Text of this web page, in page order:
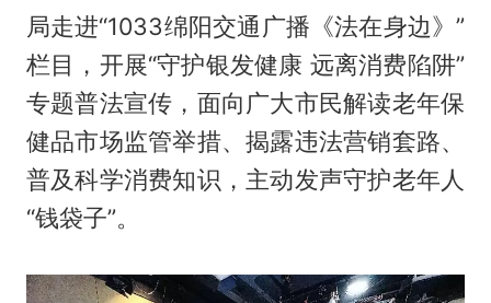
局走进“1033绵阳交通广播《法在身边》”
栏目，开展“守护银发健康 远离消费陷阱”
专题普法宣传，面向广大市民解读老年保
健品市场监管举措、揭露违法营销套路、
普及科学消费知识，主动发声守护老年人
“钱袋子”。